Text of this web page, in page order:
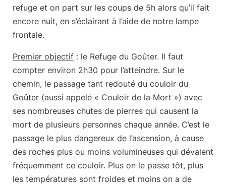
refuge et on part sur les coups de 5h alors qu’il fait
encore nuit, en s’éclairant à l’aide de notre lampe
frontale.
Premier objectif : le Refuge du Goûter. Il faut
compter environ 2h30 pour l’atteindre. Sur le
chemin, le passage tant redouté du couloir du
Goûter (aussi appelé « Couloir de la Mort ») avec
ses nombreuses chutes de pierres qui causent la
mort de plusieurs personnes chaque année. C’est le
passage le plus dangereux de l’ascension, à cause
des roches plus ou moins volumineuses qui dévalent
fréquemment ce couloir. Plus on le passe tôt, plus
les températures sont froides et moins on a de